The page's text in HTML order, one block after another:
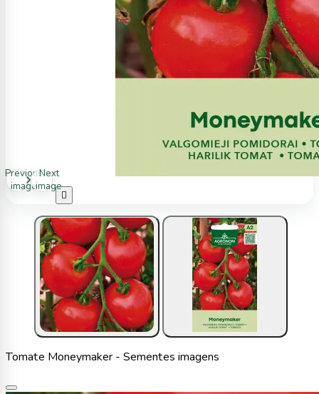
Previous
image
Next
image

Tomate Moneymaker - Sementes imagens